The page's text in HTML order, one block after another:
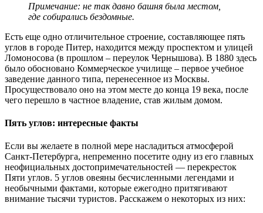
Примечание: не так давно башня была местом,
где собирались бездомные.
Есть еще одно отличительное строение, составляющее пять
углов в городе Питер, находится между проспектом и улицей
Ломоносова (в прошлом – переулок Чернышова). В 1880 здесь
было обосновано Коммерческое училище – первое учебное
заведение данного типа, перенесенное из Москвы.
Просуществовало оно на этом месте до конца 19 века, после
чего перешло в частное владение, став жилым домом.
Пять углов: интересные факты
Если вы желаете в полной мере насладиться атмосферой
Санкт-Петербурга, непременно посетите одну из его главных
неофициальных достопримечательностей — перекресток
Пяти углов. 5 углов овеяны бесчисленными легендами и
необычными фактами, которые ежегодно притягивают
внимание тысячи туристов. Расскажем о некоторых из них: